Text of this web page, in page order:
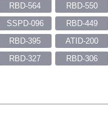
RBD-564
RBD-550
SSPD-096
RBD-449
RBD-395
ATID-200
RBD-327
RBD-306